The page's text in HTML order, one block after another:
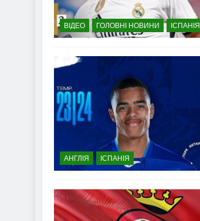
ВІДЕО ГОЛОВНІ НОВИНИ ІСПАНІЯ
АНГЛІЯ ІСПАНІЯ